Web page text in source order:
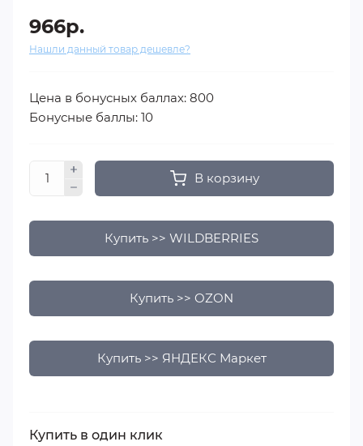
966р.
Нашли данный товар дешевле?
Цена в бонусных баллах: 800
Бонусные баллы: 10
В корзину
Купить >> WILDBERRIES
Купить >> OZON
Купить >> ЯНДЕКС Маркет
Купить в один клик